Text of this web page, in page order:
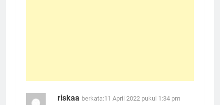
riskaa berkata:11 April 2022 pukul 1:34 pm